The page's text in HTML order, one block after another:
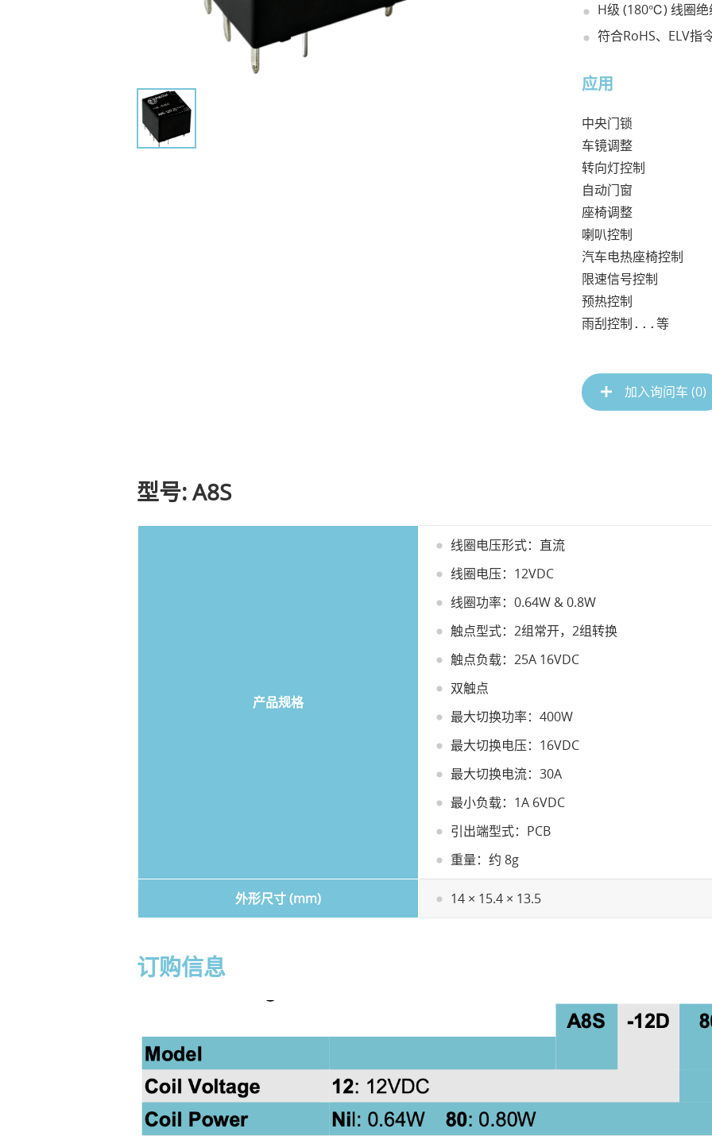
H级 (180℃) 线圈绝
符合RoHS、ELV指
应用
中央门锁
车镜调整
转向灯控制
自动门窗
座椅调整
喇叭控制
汽车电热座椅控制
限速信号控制
预热控制
雨刮控制...等
加入询问车 (0)
型号: A8S
产品规格
线圈电压形式：直流
线圈电压：12VDC
线圈功率：0.64W & 0.8W
触点型式：2组常开，2组转换
触点负载：25A 16VDC
双触点
最大切换功率：400W
最大切换电压：16VDC
最大切换电流：30A
最小负载：1A 6VDC
引出端型式：PCB
重量：约 8g
外形尺寸 (mm) 14 × 15.4 × 13.5
订购信息